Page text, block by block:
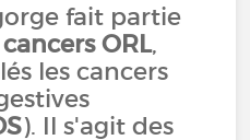
fait partie
cancers ORL,
les cancers
). Il s'agit des